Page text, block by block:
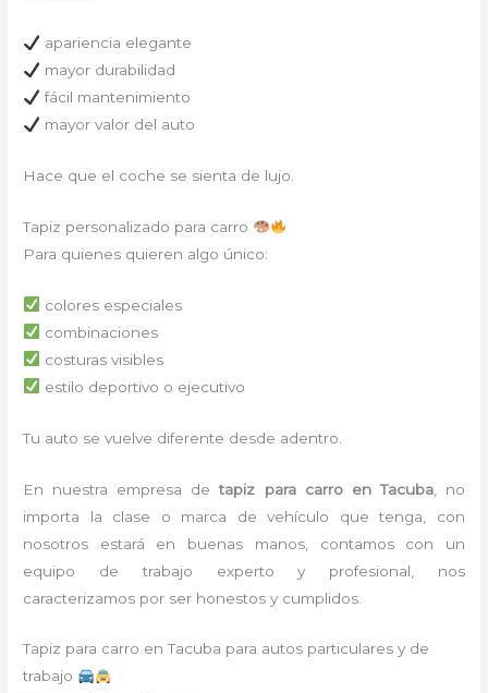
apariencia elegante
mayor durabilidad
fácil mantenimiento
mayor valor del auto
Hace que el coche se sienta de lujo.
Tapiz personalizado para carro
Para quienes quieren algo único:
colores especiales
combinaciones
costuras visibles
estilo deportivo o ejecutivo
Tu auto se vuelve diferente desde adentro.
En nuestra empresa detapiz para carroen Tacuba, no
importa la clase o marca de vehículo que tenga, con
nosotros estará en buenas manos, contamos con un
equipo de trabajo experto y profesional, nos
caracterizamos por ser honestos y cumplidos.
Tapiz para carro en Tacuba para autos particulares y de
trabajo